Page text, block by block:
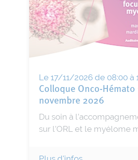
Le 17/11/2026 de 08:00 à
Colloque Onco-Hémato
novembre 2026
Du soin à
sur l’ORL et le myélome